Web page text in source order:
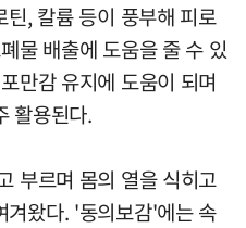
, 칼륨 등이 풍부해 피로
물 배출에 도움을 줄 수 있
만감 유지에 도움이 되며
활용된다.
부르며 몸의 열을 식히고
겨왔다. '동의보감'에는 속